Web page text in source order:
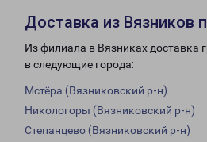
Доставка из Вязников
Из филиала в Вязниках доставка
в следующие города:
Мстёра (Вязниковский р-н)
Никологоры (Вязниковский р-н)
Степанцево (Вязниковский р-н)